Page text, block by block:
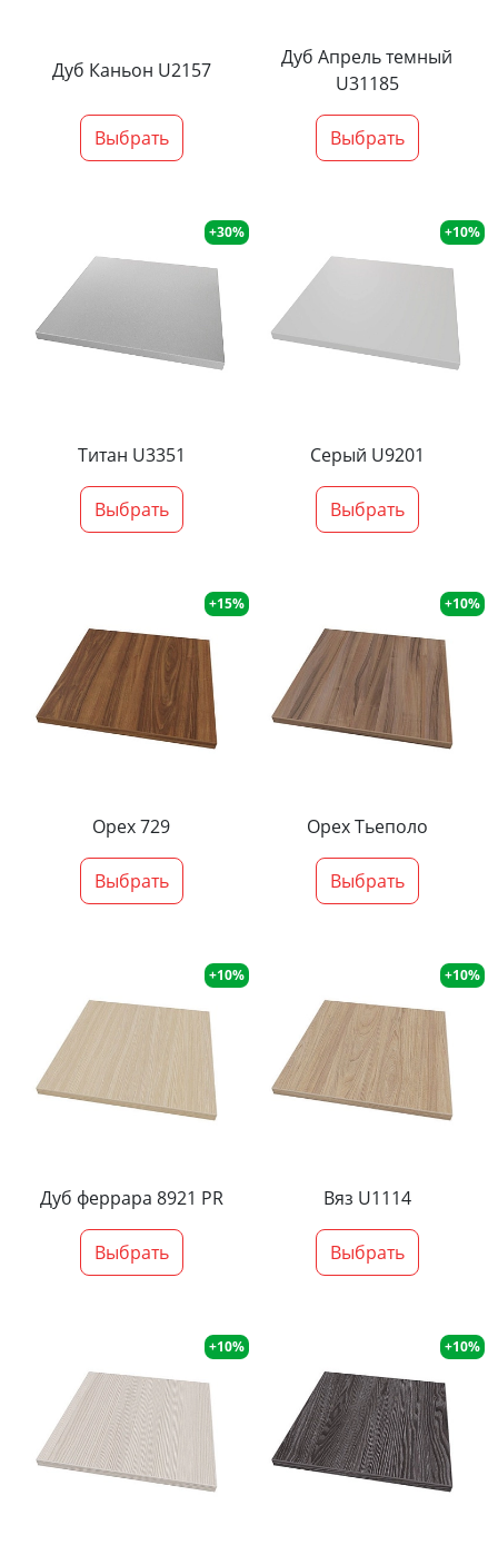
Дуб Каньон U2157
Выбрать
Дуб Апрель темный
U31185
Выбрать
+30%
Титан U3351
Выбрать
+10%
Серый U9201
Выбрать
+15%
Орех 729
Выбрать
+10%
Орех Тьеполо
Выбрать
+10%
Дуб феррара 8921 PR
Выбрать
+10%
Вяз U1114
Выбрать
+10% +10%